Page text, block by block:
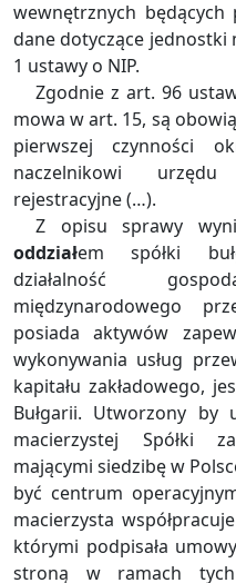
wewnętrznych
dane dotyczące jednostki
1 ustawy o NIP.
Zgodnie z art. 96
mowa w art. 15, są
pierwszej czynności
naczelnikowi urzędu
rejestracyjne (…).
Z opisu sprawy
oddziałem spółki
działalność
międzynarodowego
posiada aktywów
wykonywania usług
kapitału zakładowego,
Bułgarii. Utworzony by
macierzystej Spółki
mającymi siedzibę w
być centrum
macierzysta
którymi podpisała
stroną w ramach